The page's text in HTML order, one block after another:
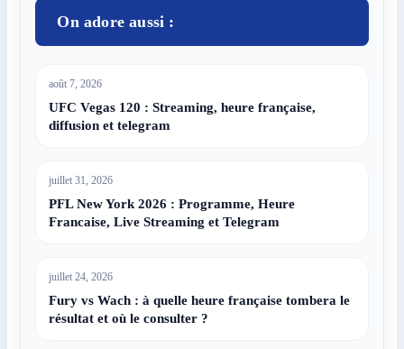
On adore aussi :
août 7, 2026
UFC Vegas 120 : Streaming, heure française,
diffusion et telegram
juillet 31, 2026
PFL New York 2026 : Programme, Heure
Francaise, Live Streaming et Telegram
juillet 24, 2026
Fury vs Wach : à quelle heure française tombera le
résultat et où le consulter ?